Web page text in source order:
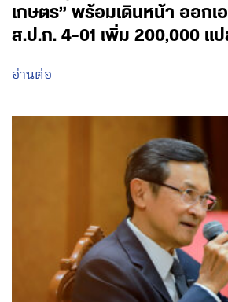
เกษตร” พร้อมเดินหน้า ออกเ
ส.ป.ก. 4-01 เพิ่ม 200,000 แ
อ่านต่อ